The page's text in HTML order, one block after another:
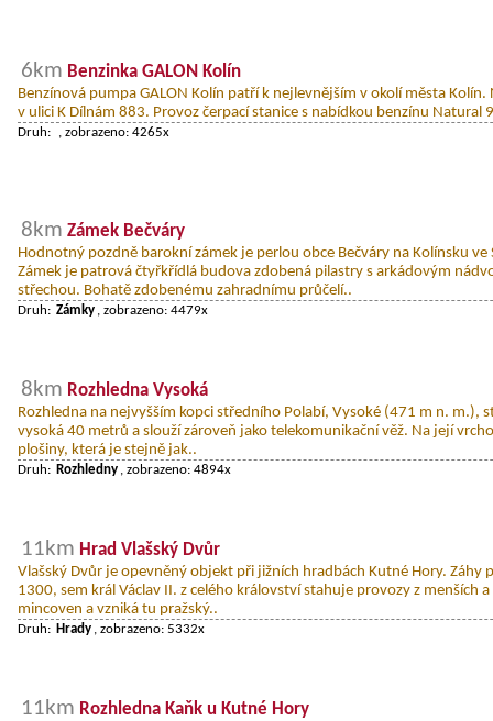
6km Benzinka GALON Kolín
Benzínová pumpa GALON Kolín patří k nejlevnějším v okolí města Kolín.
v ulici K Dílnám 883. Provoz čerpací stanice s nabídkou benzínu Natural
Druh: , zobrazeno: 4265x
8km Zámek Bečváry
Hodnotný pozdně barokní zámek je perlou obce Bečváry na Kolínsku ve
Zámek je patrová čtyřkřídlá budova zdobená pilastry s arkádovým
střechou. Bohatě zdobenému zahradnímu průčelí..
Druh: Zámky , zobrazeno: 4479x
8km Rozhledna Vysoká
Rozhledna na nejvyšším kopci středního Polabí, Vysoké (471 m n. m.),
vysoká 40 metrů a slouží zároveň jako telekomunikační věž. Na její
plošiny, která je stejně jak..
Druh: Rozhledny , zobrazeno: 4894x
11km Hrad Vlašský Dvůr
Vlašský Dvůr je opevněný objekt při jižních hradbách Kutné Hory. Záhy
1300, sem král Václav II. z celého království stahuje provozy z menších
mincoven a vzniká tu pražský..
Druh: Hrady , zobrazeno: 5332x
11km Rozhledna Kaňk u Kutné Hory